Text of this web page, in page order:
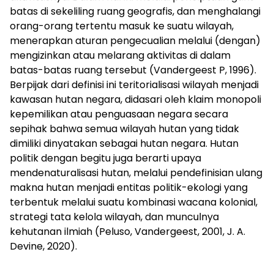
batas di sekeliling ruang geografis, dan menghalangi
orang-orang tertentu masuk ke suatu wilayah,
menerapkan aturan pengecualian melalui (dengan)
mengizinkan atau melarang aktivitas di dalam
batas-batas ruang tersebut (Vandergeest P, 1996).
Berpijak dari definisi ini teritorialisasi wilayah menjadi
kawasan hutan negara, didasari oleh klaim monopoli
kepemilikan atau penguasaan negara secara
sepihak bahwa semua wilayah hutan yang tidak
dimiliki dinyatakan sebagai hutan negara. Hutan
politik dengan begitu juga berarti upaya
mendenaturalisasi hutan, melalui pendefinisian ulang
makna hutan menjadi entitas politik-ekologi yang
terbentuk melalui suatu kombinasi wacana kolonial,
strategi tata kelola wilayah, dan munculnya
kehutanan ilmiah (Peluso, Vandergeest, 2001, J. A.
Devine, 2020).